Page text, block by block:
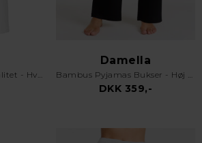
Wellness Kåbe - Let kvalitet - Hvid
Damella
Bambus Pyjamas Bukser - Høj Talje - God Plads - Sorte
DKK 359,-